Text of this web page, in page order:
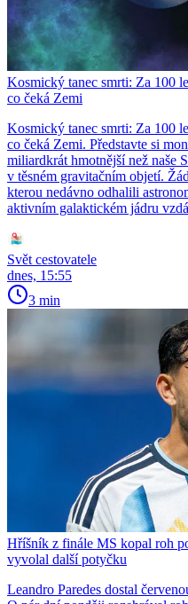
Kosmický tanec smrti: Za 100
co čeká Zemi
Kosmický tanec smrti: Za 100
co čeká Zemi. Představte si
miliardkrát hmotnější než naše
v těsném gravitačním objetí.
kterou nedávno odhalili
aktivním galaktickém jádru
Svět cestovatele
dnes, 15:55
3 min
Hříšník z finále MS kopal roh
vyvolal další potyčku
Leandro Paredes dostal